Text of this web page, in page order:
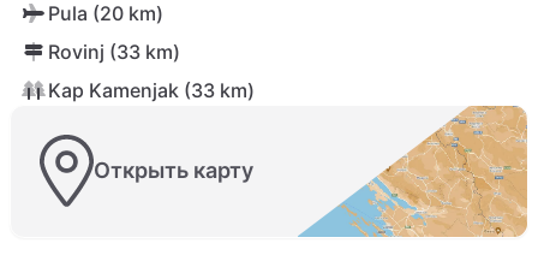
Pula (20 km)
Rovinj (33 km)
Kap Kamenjak (33 km)
Открыть карту